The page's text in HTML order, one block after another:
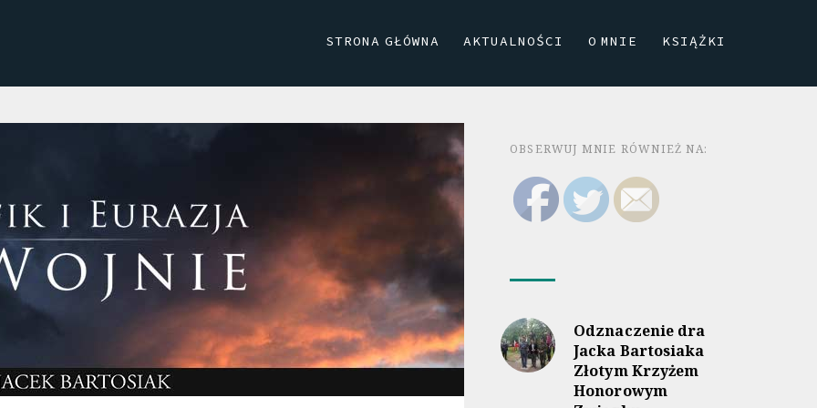
STRONA GŁÓWNA AKTUALNOŚCI O MNIE KSIĄŻKI
OBSERWUJ MNIE RÓWNIEŻ NA:
Odznaczenie dra
Jacka Bartosiaka
Złotym Krzyżem
Honorowym